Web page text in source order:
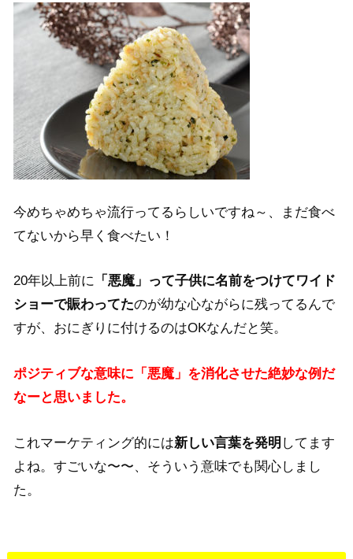
今めちゃめちゃ流行ってるらしいですね～、まだ食べ
てないから早く食べたい！
20年以上前に 「悪魔」って子供に名前をつけてワイド
ショーで賑わってたのが幼な心ながらに残ってるんで
すが、おにぎりに付けるのはOKなんだと笑。
ポジティブな意味に「悪魔」を消化させた絶妙な例だ
なーと思いました。
これマーケティング的には新しい言葉を発明 してます
よね。すごいな〜〜、そういう意味でも関心しまし
た。